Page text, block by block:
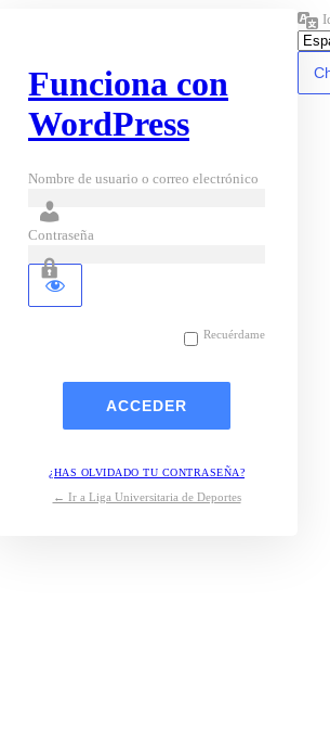
Funciona con
WordPress
Nombre de usuario o correo electrónico
Contraseña
Recuérdame
¿HAS OLVIDADO TU CONTRASEÑA?
← Ir a Liga Universitaria de Deportes